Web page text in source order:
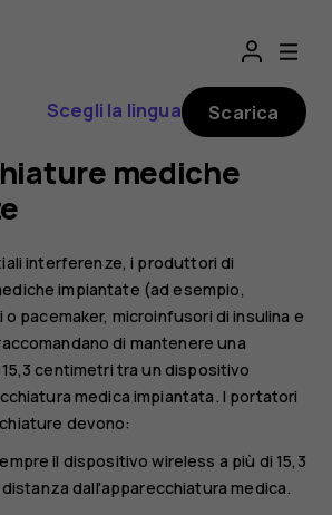
Scegli la lingua Scarica
mediche
interferenze, i produttori di
impiantate (ad esempio,
pacemaker, microinfusori di insulina e
di mantenere una
centimetri tra un dispositivo
medica impiantata. I portatori
devono:
il dispositivo wireless a più di 15,3
dall'apparecchiatura medica.